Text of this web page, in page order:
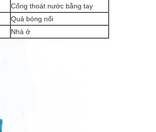
Cổng thoát nước bằng tay
Quả bóng nổi
Nhà ở